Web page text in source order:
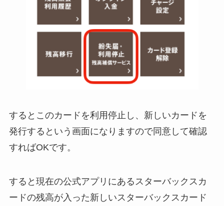
するとこのカードを利用停止し、新しいカードを
発行するという画面になりますので同意して確認
すればOKです。
すると現在の公式アプリにあるスターバックスカ
ードの残高が入った新しいスターバックスカード